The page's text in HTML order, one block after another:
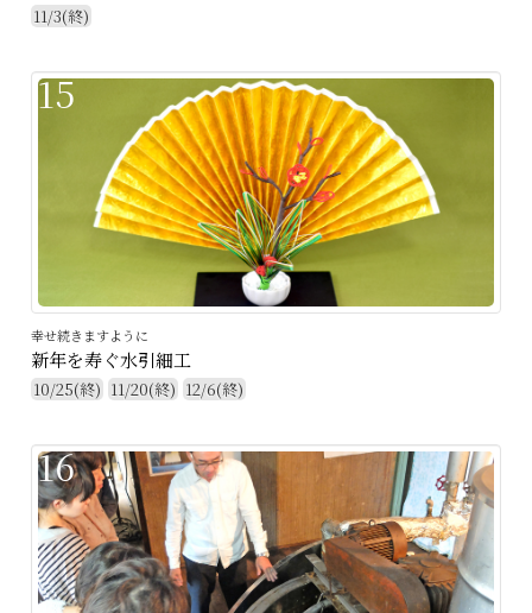
11/3(終)
15
幸せ続きますように
新年を寿ぐ水引細工
10/25(終) 11/20(終) 12/6(終)
16